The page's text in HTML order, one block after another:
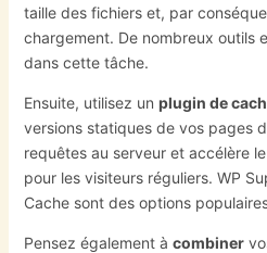
taille des fichiers et, par
chargement. De nombreux outils
dans cette tâche.
Ensuite, utilisez un plugin de
versions statiques de vos pages
requêtes au serveur et accélère
pour les visiteurs réguliers. WP
Cache sont des options
Pensez également à combiner